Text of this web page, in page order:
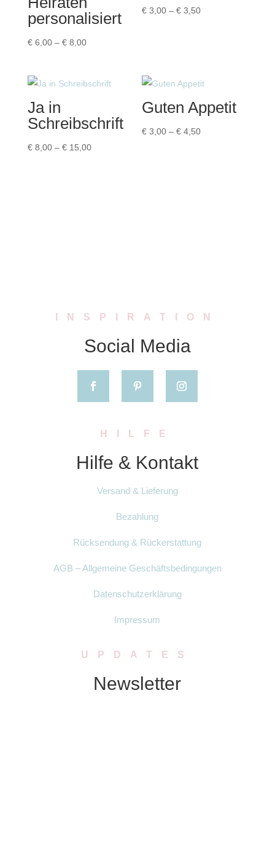
personalisiert
€6,00 – €8,00Preisspanne:
€ 8,00
€ 3,00 –€ 3,50Preisspanne:
Ja in
Schreibschrift
€8,00 – €15,00Preisspanne:
Guten Appetit
€ 3,00 –€ 4,50Preisspanne:
INSPIRATION
Social Media
HILFE
Hilfe & Kontakt
Versand & Lieferung
Bezahlung
Rücksendung & Rückerstattung
AGB – Allgemeine Geschäftsbedingungen
Datenschutzerklärung
Impressum
UPDATES
Newsletter